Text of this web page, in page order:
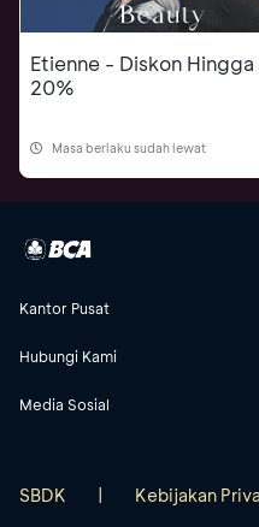
Etienne - Diskon Hingga
20%
Masa berlaku sudah lewat
Kantor Pusat
Hubungi Kami
Media Sosial
SBDK | Kebijakan